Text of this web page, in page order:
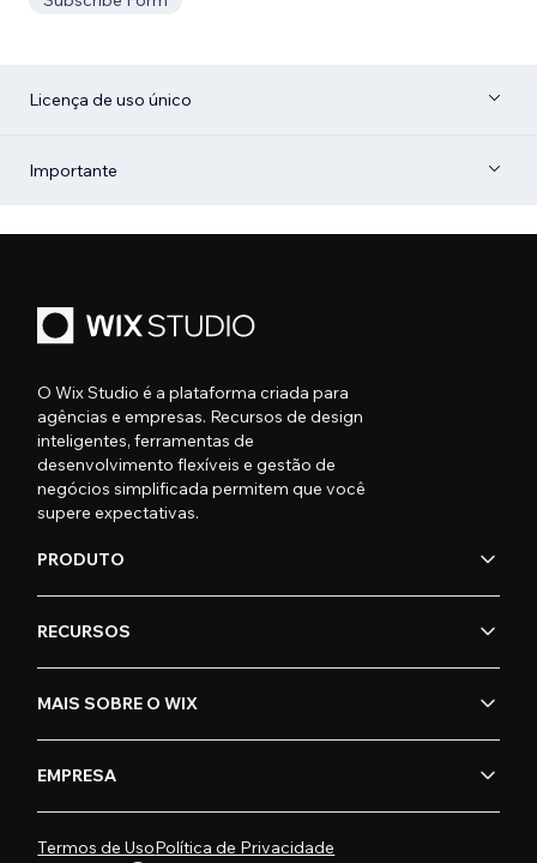
Licença de uso único
Importante
O Wix Studio é a plataforma criada para
agências e empresas. Recursos de design
inteligentes, ferramentas de
desenvolvimento flexíveis e gestão de
negócios simplificada permitem que você
supere expectativas.
PRODUTO
RECURSOS
MAIS SOBRE O WIX
EMPRESA
Termos de UsoPolítica de Privacidade